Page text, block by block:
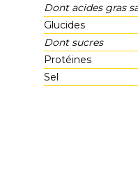
Dont acides gras
Glucides
Dont sucres
Protéines
Sel